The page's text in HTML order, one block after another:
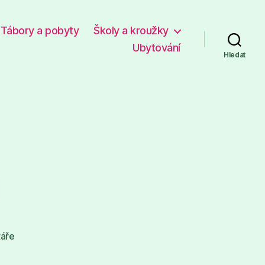
Tábory a pobyty
Školy a kroužky
Ubytování
Hledat
u